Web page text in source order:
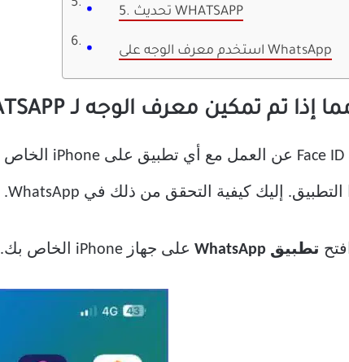
5. تحديث WHATSAPP
استخدم معرف الوجه على WhatsApp
افتح تطبيق WhatsApp على جهاز iPhone الخاص بك.